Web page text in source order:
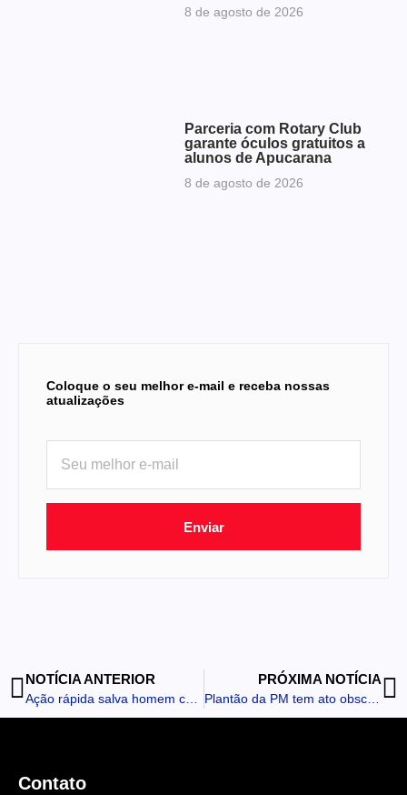
8 de agosto de 2026
Parceria com Rotary Club
garante óculos gratuitos a
alunos de Apucarana
8 de agosto de 2026
Coloque o seu melhor e-mail e receba nossas
atualizações
Enviar
NOTÍCIA ANTERIOR PRÓXIMA NOTÍCIA
Plantão da PM tem ato obsceno e agressor contido com taser
Contato